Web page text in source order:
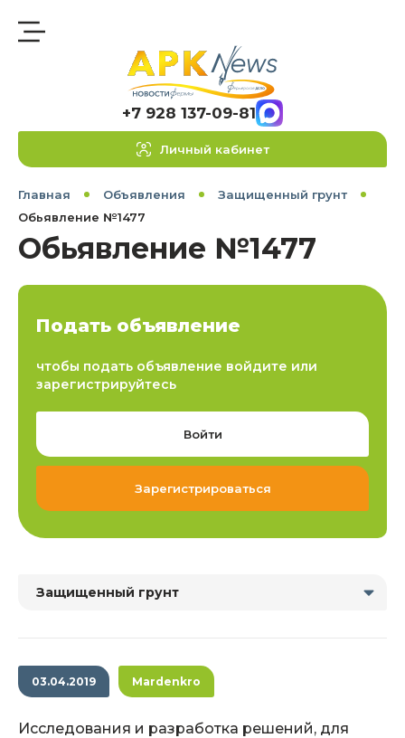
+7 928 137-09-81
Личный кабинет
Главная Объявления
Защищенный грунт
Обьявление №1477
Обьявление №1477
Подать объявление
чтобы подать объявление войдите или
зарегистрируйтесь
Войти
Зарегистрироваться
Защищенный грунт
03.04.2019 Mardenkro
Исследования и разработка решений, для